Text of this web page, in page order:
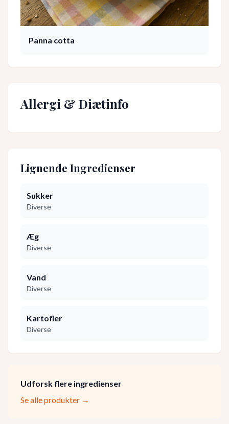
Panna cotta
Allergi & Diætinfo
Lignende Ingredienser
Sukker
Diverse
Æg
Diverse
Vand
Diverse
Kartofler
Diverse
Udforsk flere ingredienser
Se alle produkter →